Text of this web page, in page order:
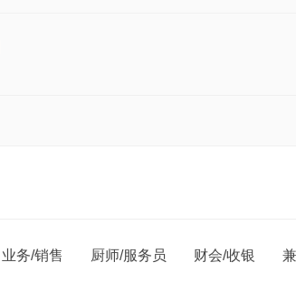
业务/销售 厨师/服务员 财会/收银